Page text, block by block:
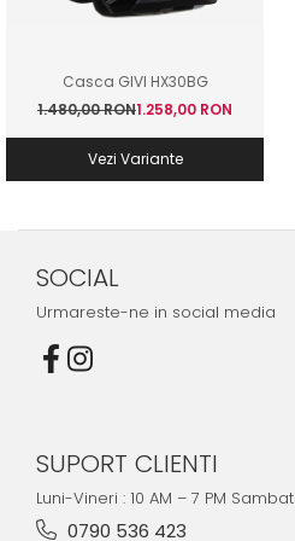
Imbracaminte Functionala
Manusi Moto
Accesorii
Protectii
GIRL POWER
Chei si butuci
Brelocuri
Accesorii moto
Parbriz universal
Proiectoare
Geci si imbracaminte termica
CadouriCasca GIVI HX30BG
1.480,00 RON1.258,00 RON
Vezi Variante
SOCIAL
Urmareste-ne in social media
SUPORT CLIENTI
Luni-Vineri : 10 AM – 7 PM
0790 536 423